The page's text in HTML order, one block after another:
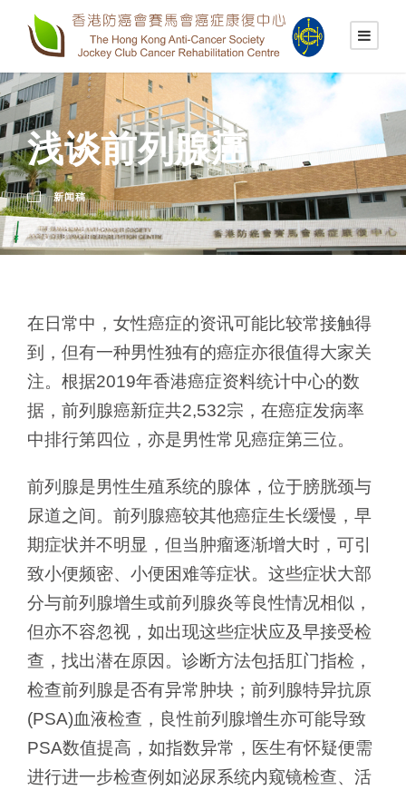
浅谈前列腺癌
新闻稿
在日常中，女性癌症的资讯可能比较常接触得
到，但有一种男性独有的癌症亦很值得大家关
注。根据2019年香港癌症资料统计中心的数
据，前列腺癌新症共2,532宗，在癌症发病率
中排行第四位，亦是男性常见癌症第三位。
前列腺是男性生殖系统的腺体，位于膀胱颈与
尿道之间。前列腺癌较其他癌症生长缓慢，早
期症状并不明显，但当肿瘤逐渐增大时，可引
致小便频密、小便困难等症状。这些症状大部
分与前列腺增生或前列腺炎等良性情况相似，
但亦不容忽视，如出现这些症状应及早接受检
查，找出潜在原因。诊断方法包括肛门指检，
检查前列腺是否有异常肿块；前列腺特异抗原
(PSA)血液检查，良性前列腺增生亦可能导致
PSA数值提高，如指数异常，医生有怀疑便需
进行进一步检查例如泌尿系统内窥镜检查、活